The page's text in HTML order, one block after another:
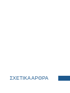
ΣΧΕΤΙΚΑ ΑΡΘΡΑ